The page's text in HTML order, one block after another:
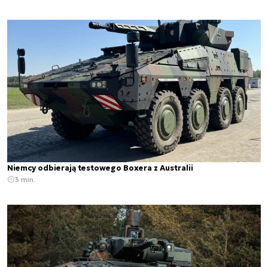
Niemcy odbierają testowego Boxera z Australii
3 min.